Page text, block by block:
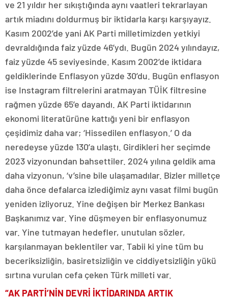
ve 21 yıldır her sıkıştığında aynı vaatleri tekrarlayan
artık miadını doldurmuş bir iktidarla karşı karşıyayız.
Kasım 2002’de yani AK Parti milletimizden yetkiyi
devraldığında faiz yüzde 46’ydı. Bugün 2024 yılındayız,
faiz yüzde 45 seviyesinde. Kasım 2002’de iktidara
geldiklerinde Enflasyon yüzde 30’du. Bugün enflasyon
ise Instagram filtrelerini aratmayan TÜİK filtresine
rağmen yüzde 65’e dayandı. AK Parti iktidarının
ekonomi literatürüne kattığı yeni bir enflasyon
çeşidimiz daha var; ‘Hissedilen enflasyon.’ O da
neredeyse yüzde 130’a ulaştı. Girdikleri her seçimde
2023 vizyonundan bahsettiler. 2024 yılına geldik ama
daha vizyonun, ‘v’sine bile ulaşamadılar. Bizler milletçe
daha önce defalarca izlediğimiz aynı vasat filmi bugün
yeniden izliyoruz. Yine değişen bir Merkez Bankası
Başkanımız var. Yine düşmeyen bir enflasyonumuz
var. Yine tutmayan hedefler, unutulan sözler,
karşılanmayan beklentiler var. Tabii ki yine tüm bu
beceriksizliğin, basiretsizliğin ve ciddiyetsizliğin yükü
sırtına vurulan cefa çeken Türk milleti var.
“AK PARTİ’NİN DEVRİ İKTİDARINDA ARTIK